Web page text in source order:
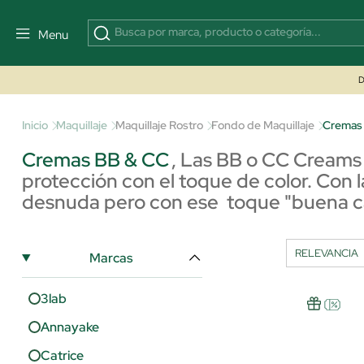
Menu
Inicio Maquillaje Maquillaje Rostro Fondo de Maquillaje
Cremas BB & CC, Las BB o CC
protección con el toque de color. Con
desnuda pero con ese toque "buena
Marcas
3lab
Annayake
Catrice